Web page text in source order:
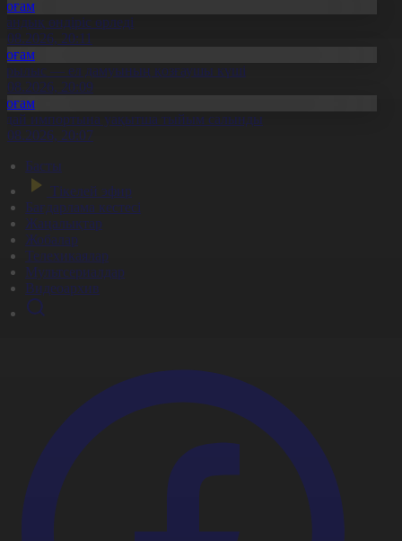
өндіріс өрледі
20:11
— ел дамуының қозғаушы күші
20:09
импортына уақытша тыйым салынды
20:07
Басты
Тікелей эфир
Бағдарлама кестесі
Жаңалықтар
Жобалар
Телехикаялар
Мультсериалдар
Видеоархив